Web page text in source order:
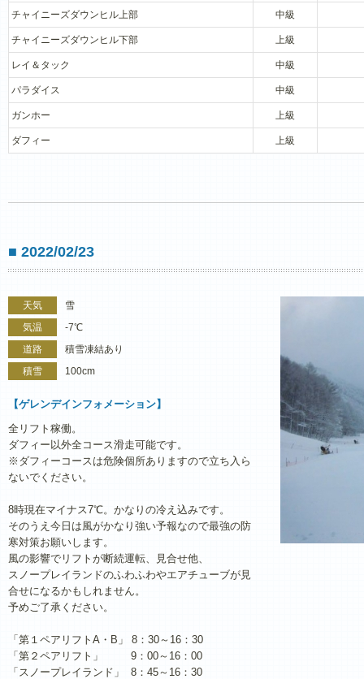
チャイニーズダウンヒル上部 中級
チャイニーズダウンヒル下部 上級
レイ＆タック 中級
パラダイス 中級
ガンホー 上級
ダフィー 上級
■ 2022/02/23
天気
雪
気温
-7℃
道路
積雪凍結あり
積雪
100cm
【ゲレンデインフォメーション】
全リフト稼働。
ダフィー以外全コース滑走可能です。
※ダフィーコースは危険個所ありますので立ち入ら
ないでください。
8時現在マイナス7℃。かなりの冷え込みです。
そのうえ今日は風がかなり強い予報なので最強の防
寒対策お願いします。
風の影響でリフトが断続運転、見合せ他、
スノープレイランドのふわふわやエアチューブが見
合せになるかもしれません。
予めご了承ください。
「第１ペアリフトA・B」 8：30～16：30
「第２ペアリフト」 9：00～16：00
「スノープレイランド」 8：45～16：30